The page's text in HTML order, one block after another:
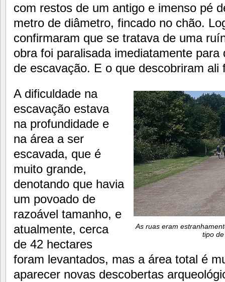
com restos de um antigo e imenso pé
metro de diâmetro, fincado no chão.
confirmaram que se tratava de uma
obra foi paralisada imediatamente
de escavação. E o que descobriram ali
As ruas eram
tipo
A dificuldade na
escavação estava
na profundidade e
na área a ser
escavada, que é
muito grande,
denotando que havia
um povoado de
razoável tamanho, e
atualmente, cerca
de 42 hectares
foram levantados, mas a área total é
aparecer novas descobertas